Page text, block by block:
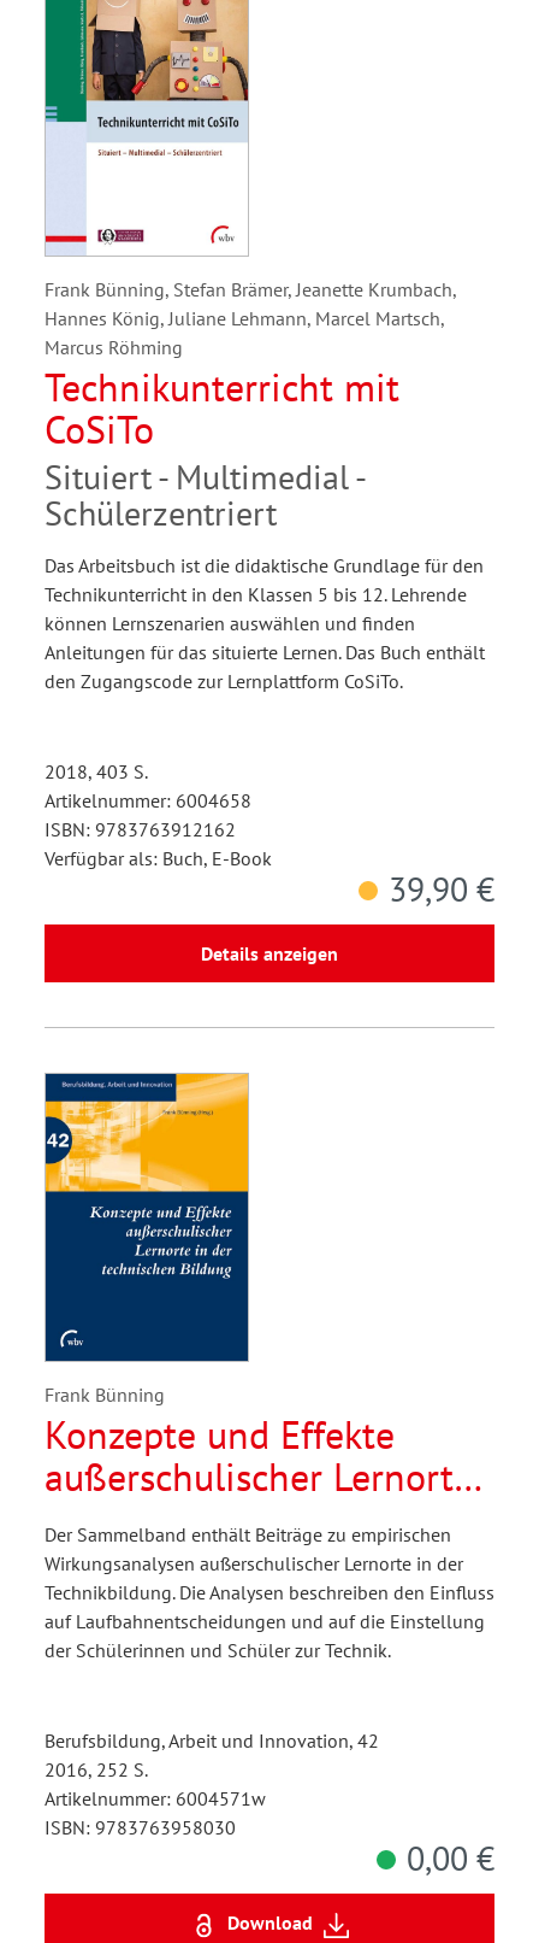
Frank Bünning, Stefan Brämer, Jeanette Krumbach,
Hannes König, Juliane Lehmann, Marcel Martsch,
Marcus Röhming
Technikunterricht mit
CoSiTo
Situiert - Multimedial -
Schülerzentriert
Das Arbeitsbuch ist die didaktische Grundlage für den
Technikunterricht in den Klassen 5 bis 12. Lehrende
können Lernszenarien auswählen und finden
Anleitungen für das situierte Lernen. Das Buch enthält
den Zugangscode zur Lernplattform CoSiTo.
2018, 403 S.
Artikelnummer: 6004658
ISBN: 9783763912162
Verfügbar als: Buch, E-Book
39,90 €
Details anzeigen
Frank Bünning
Konzepte und Effekte
außerschulischer Lernorte
in der technischen Bildung
Der Sammelband enthält Beiträge zu empirischen
Wirkungsanalysen außerschulischer Lernorte in der
Technikbildung. Die Analysen beschreiben den Einfluss
auf Laufbahnentscheidungen und auf die Einstellung
der Schülerinnen und Schüler zur Technik.
Berufsbildung, Arbeit und Innovation, 42
2016, 252 S.
Artikelnummer: 6004571w
ISBN: 9783763958030
0,00 €
Download